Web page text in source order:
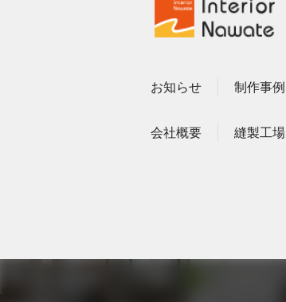
お知らせ 制作事例
会社概要 縫製工場